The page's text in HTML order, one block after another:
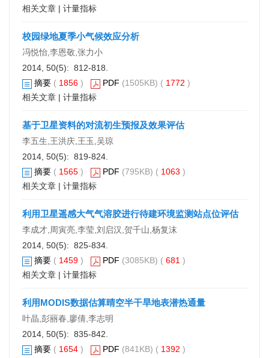
相关文章 | 计量指标
校园绿地夏季小气候效应分析
冯悦怡,李恩敬,张力小
2014, 50(5): 812-818.
摘要 ( 1856 ) PDF (1505KB) ( 1772 )
相关文章 | 计量指标
基于卫星资料的对流初生预报及效果评估
李五生,王洪庆,王玉,吴琼
2014, 50(5): 819-824.
摘要 ( 1565 ) PDF (795KB) ( 1063 )
相关文章 | 计量指标
利用卫星遥感大气气溶胶进行待建环境监测站点位评估
李成才,周寅亮,李莹,刘启汉,贺千山,杨复沫
2014, 50(5): 825-834.
摘要 ( 1459 ) PDF (3085KB) ( 681 )
相关文章 | 计量指标
利用MODIS数据估算晴空半干旱地表潜热通量
叶晶,彭丽春,廖倩,李志明
2014, 50(5): 835-842.
摘要 ( 1654 ) PDF (841KB) ( 1392 )